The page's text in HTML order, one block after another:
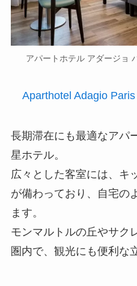
アパートホテル アダージョ
Aparthotel Adagio
長期滞在にも最適なアパ
星ホテル。
広々とした客室には、キ
が備わっており、自宅の
ます。
モンマルトルの丘やサク
圏内で、観光にも便利な